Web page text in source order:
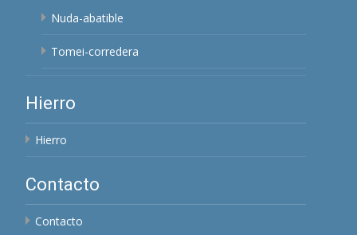
Nuda-abatible
Tomei-corredera
Hierro
Hierro
Contacto
Contacto